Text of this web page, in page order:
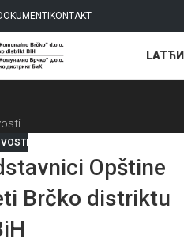
KONTAKT
LAT
Opštine
Brčko distriktu